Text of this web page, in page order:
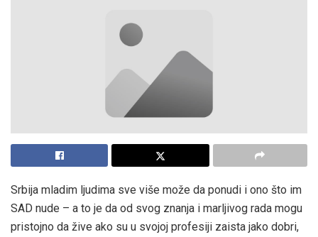
Srbija mladim ljudima sve više može da ponudi i ono što im
SAD nude – a to je da od svog znanja i marljivog rada mogu
pristojno da žive ako su u svojoj profesiji zaista jako dobri,